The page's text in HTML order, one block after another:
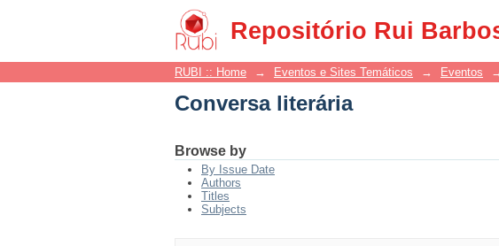
Repositório Rui
Conversa literária
RUBI :: Home → Eventos e Sites Temáticos → Eventos
Conversa literária
Browse by
By Issue Date
Authors
Titles
Subjects